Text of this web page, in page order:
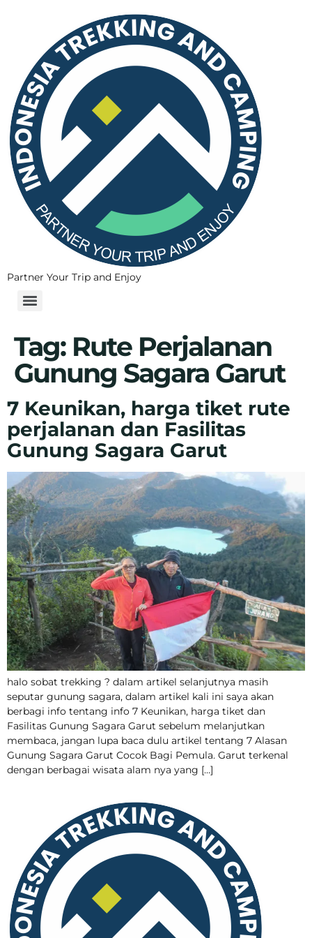
Partner Your Trip and Enjoy
Tag: Rute Perjalanan
Gunung Sagara Garut
7 Keunikan, harga tiket rute
perjalanan dan Fasilitas
Gunung Sagara Garut
halo sobat trekking ? dalam artikel selanjutnya masih
seputar gunung sagara, dalam artikel kali ini saya akan
berbagi info tentang info 7 Keunikan, harga tiket dan
Fasilitas Gunung Sagara Garut sebelum melanjutkan
membaca, jangan lupa baca dulu artikel tentang 7 Alasan
Gunung Sagara Garut Cocok Bagi Pemula. Garut terkenal
dengan berbagai wisata alam nya yang […]